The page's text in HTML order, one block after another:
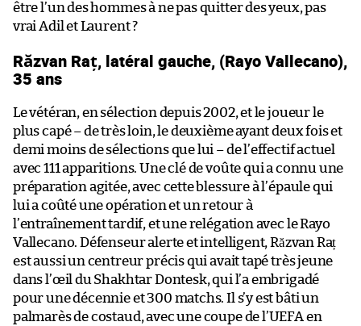
être l’un des hommes à ne pas quitter des yeux, pas
vrai Adil et Laurent ?
Răzvan Raț, latéral gauche, (Rayo Vallecano),
35 ans
Le vétéran, en sélection depuis 2002, et le joueur le
plus capé – de très loin, le deuxième ayant deux fois et
demi moins de sélections que lui – de l’effectif actuel
avec 111 apparitions. Une clé de voûte qui a connu une
préparation agitée, avec cette blessure à l’épaule qui
lui a coûté une opération et un retour à
l’entraînement tardif, et une relégation avec le Rayo
Vallecano. Défenseur alerte et intelligent, Răzvan Raț
est aussi un centreur précis qui avait tapé très jeune
dans l’œil du Shakhtar Dontesk, qui l’a embrigadé
pour une décennie et 300 matchs. Il s’y est bâti un
palmarès de costaud, avec une coupe de l’UEFA en